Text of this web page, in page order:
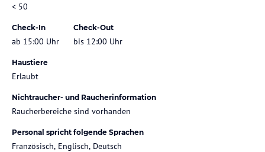
< 50
Check-In
ab 15:00 Uhr
Check-Out
bis 12:00 Uhr
Haustiere
Erlaubt
Nichtraucher- und Raucherinformation
Raucherbereiche sind vorhanden
Personal spricht folgende Sprachen
Französisch, Englisch, Deutsch